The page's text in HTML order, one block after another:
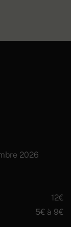
2026
12€
5€ à 9€